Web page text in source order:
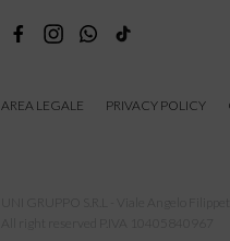
AREA LEGALE PRIVACY POLICY